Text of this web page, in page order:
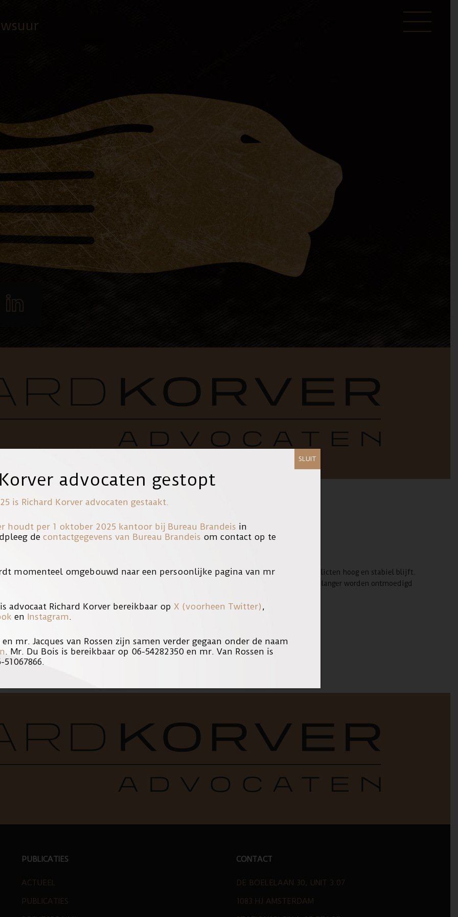
dat het aantal aangiften van verkrachting in tien jaar tijd meer dan gehalveerd is.
doet naar deze daling, uit ander onderzoek blijkt namelijk dat de hoeveelheid zedendelicten hoog en stabiel blijft.
gesprekken voorafgaand aan de aangifte aan te passen, zodat slachtoffers niet niet langer worden ontmoedigd
PUBLICATIES
ACTUEEL
PUBLICATIES
CONTACT
DE BOELELAAN 30, UNIT 3.07
1083 HJ AMSTERDAM
advocaten gestopt
is Richard Korver advocaten gestaakt.
houdt per 1 oktober 2025 kantoor bij Bureau Brandeis in
de contactgegevens van Bureau Brandeis om contact op te
momenteel omgebouwd naar een persoonlijke pagina van mr
advocaat Richard Korver bereikbaar op X (voorheen Twitter) ,
en Instagram .
mr. Jacques van Rossen zijn samen verder gegaan onder de naam
. Mr. Du Bois is bereikbaar op 06-54282350 en mr. Van Rossen is
SLUIT